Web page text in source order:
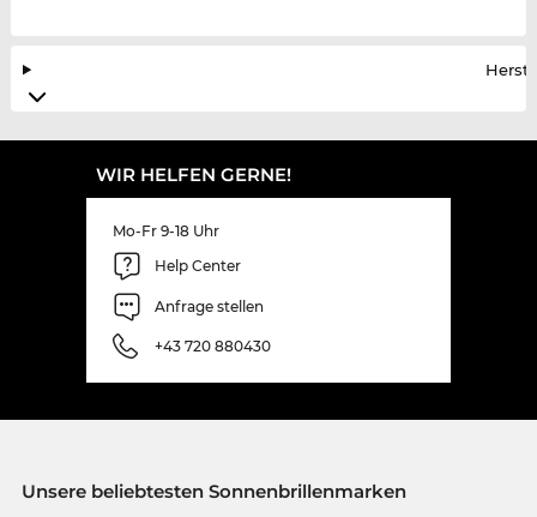
WIR HELFEN GERNE!
Mo-Fr 9-18 Uhr
Help Center
Anfrage stellen
+43 720 880430
Unsere beliebtesten Sonnenbrillenmarken